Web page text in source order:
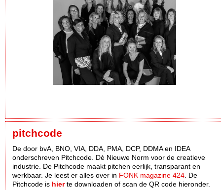
pitchcode
De door bvA, BNO, VIA, DDA, PMA, DCP, DDMA en IDEA
onderschreven Pitchcode. Dè Nieuwe Norm voor de creatieve
industrie. De Pitchcode maakt pitchen eerlijk, transparant en
werkbaar. Je leest er alles over in FONK magazine 424 . De
Pitchcode is hierte downloaden of scan de QR code hieronder.